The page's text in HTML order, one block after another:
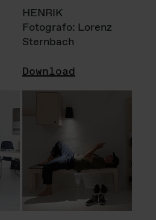
HENRIK
Fotografo: Lorenz
Sternbach
Download